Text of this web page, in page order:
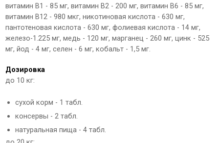
витамин В1 - 85 мг, витамин В2 - 200 мг, витамин В6 - 85 мг,
витамин В12 - 980 мкг, никотиновая кислота - 630 мг,
пантотеновая кислота - 630 мг, фолиевая кислота - 14 мг,
железо-1.225 мг, медь - 120 мг, марганец - 260 мг, цинк - 525
мг, йод - 4 мг, селен - 6 мг, кобальт - 1,5 мг.
Дозировка
до 10 кг:
сухой корм - 1 табл.
консервы - 2 табл.
натуральная пища - 4 табл.